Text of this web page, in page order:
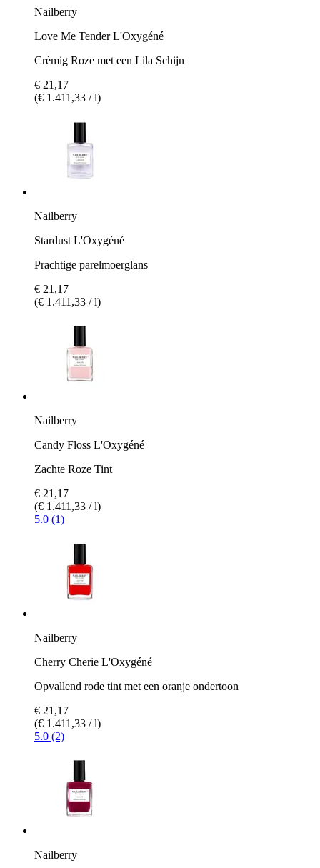
Nailberry
Love Me Tender L'Oxygéné
Crèmig Roze met een Lila Schijn
€ 21,17
(€ 1.411,33 / l)
Nailberry
Stardust L'Oxygéné
Prachtige parelmoerglans
€ 21,17
(€ 1.411,33 / l)
Nailberry
Candy Floss L'Oxygéné
Zachte Roze Tint
€ 21,17
(€ 1.411,33 / l)
5.0 (1)
Nailberry
Cherry Cherie L'Oxygéné
Opvallend rode tint met een oranje ondertoon
€ 21,17
(€ 1.411,33 / l)
5.0 (2)
Nailberry